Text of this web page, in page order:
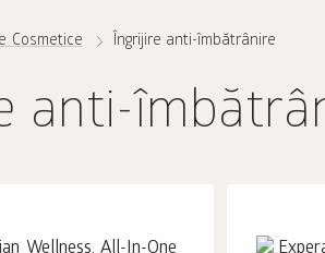
Cosmetice Îngrijire anti-îmbătrânire
anti-